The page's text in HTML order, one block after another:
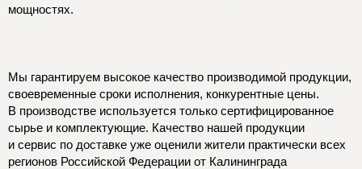
мощностях.
Мы гарантируем высокое качество производимой продукции,
своевременные сроки исполнения, конкурентные цены.
В производстве используется только сертифицированное
сырье и комплектующие. Качество нашей продукции
и сервис по доставке уже оценили жители практически всех
регионов Российской Федерации от Калининграда